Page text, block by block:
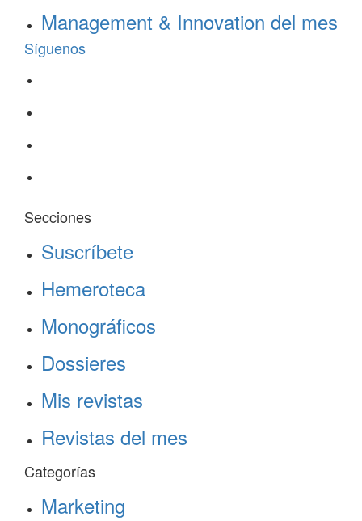
Management & Innovation del mes
Síguenos
Secciones
Suscríbete
Hemeroteca
Monográficos
Dossieres
Mis revistas
Revistas del mes
Categorías
Marketing